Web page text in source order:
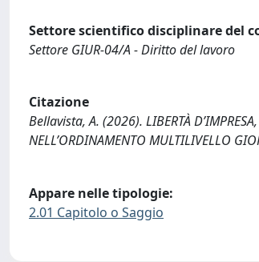
Settore scientifico disciplinare del
Settore GIUR-04/A - Diritto del lavoro
Citazione
Bellavista, A. (2026). LIBERTÀ
NELL’ORDINAMENTO MULTILIVELLO
Appare nelle tipologie:
2.01 Capitolo o Saggio